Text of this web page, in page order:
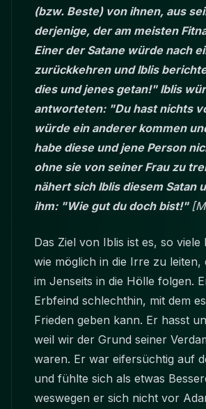
(bzw. Beste) von ihnen, aus
derjenige, der am meisten
Einer der Satane würde nach
zurückkehren und Iblis
dies und jenes getan!" Iblis
antworteten: "Du hast nichts
würde ein anderer kommen
habe diese und jene Person
ohne sie von seiner Frau zu
nähert sich Iblis diesem Satan
ihm: "Wie gut du doch bist!"
Das Ziel von Iblis ist es, so viele
wie möglich in die Irre zu leiten,
im Jenseits in die Hölle folgen.
Erbfeind schlechthin, mit dem
Frieden geben kann. Er hasst
weil wir der Grund seiner
waren. Er war eifersüchtig auf
und fühlte sich als etwas
weswegen er sich nicht vor